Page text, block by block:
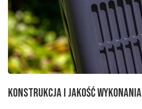
Konstrukcja i jakość wykonania